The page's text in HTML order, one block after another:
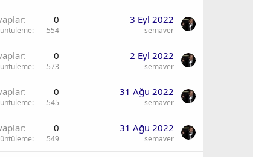
0
554
3 Eyl 2022
semaver
0
573
2 Eyl 2022
semaver
0
545
31 Ağu 2022
semaver
0
549
31 Ağu 2022
semaver